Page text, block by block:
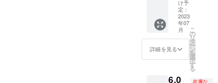
記載が
ない場
合に
は、
メール
にてお
送りい
ハウ
してい
る曲よ
り 特別
な時間
を過ご
しま
しょ
う！！
間は1時
&ラップ
であな
ただけ
に曲を
作りま
す(ジャ
ンルは
エ、
け予
定：
2023
年07
月
詳細を見る
こ
の
リ
タ
ー
ン
を
選
択
す
る
6,0 在庫な